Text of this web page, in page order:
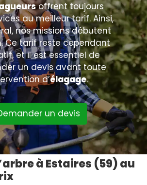
offrent toujours
au meilleur tarif. Ainsi,
nos missions débutent
Ce tarif reste cependant
et il est essentiel de
un devis avant toute
d’élagage.
un devis
à Estaires (59) au